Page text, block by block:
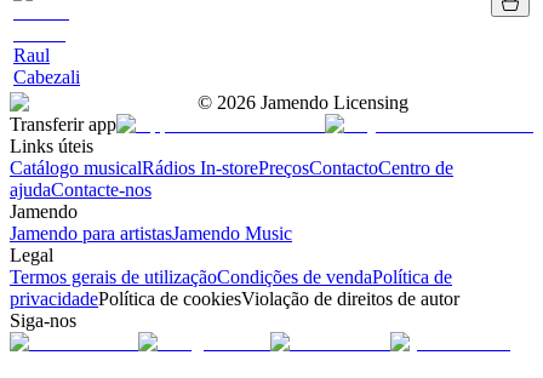
Raul
Cabezali
© 2026 Jamendo Licensing
Transferir app
Links úteis
Catálogo musicalRádios In-storePreçosContactoCentro de
ajudaContacte-nos
Jamendo
Jamendo para artistasJamendo Music
Legal
Termos gerais de utilizaçãoCondições de vendaPolítica de
privacidadePolítica de cookiesViolação de direitos de autor
Siga-nos